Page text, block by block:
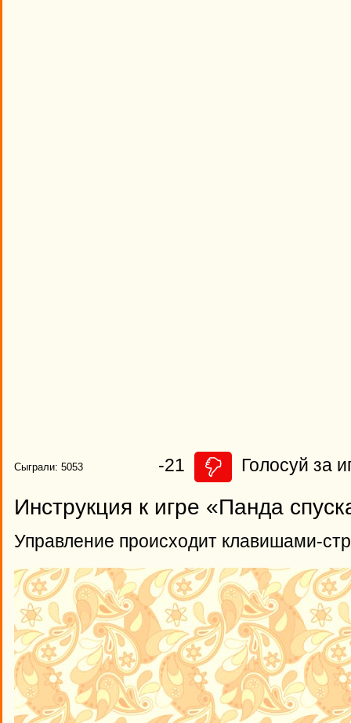
Сыграли: 5053 -21 Голосуй за
Инструкция к игре «Панда
Управление происходит клавишами-